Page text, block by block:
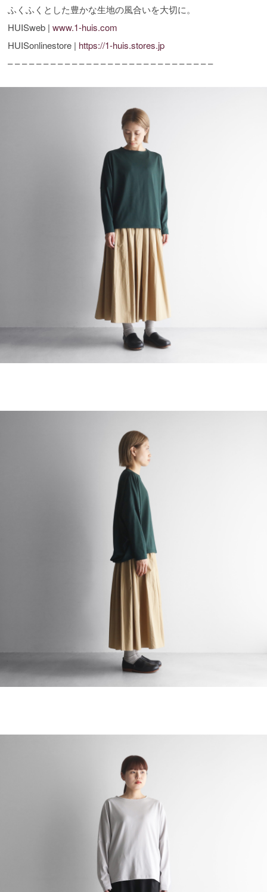
ふくふくとした豊かな生地の風合いを大切に。
HUISweb |www.1-huis.com
HUISonlinestore | https://1-huis.stores.jp
– – – – – – – – – – – – – – – – – – – – – – – – – – – – –